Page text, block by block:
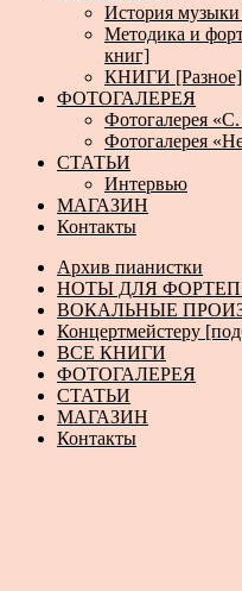
История
Методика и
книг]
КНИГИ [Разное]
ФОТОГАЛЕРЕЯ
Фотогалерея
Фотогалерея
СТАТЬИ
Интервью
МАГАЗИН
Контакты
Архив пианистки
НОТЫ ДЛЯ
ВОКАЛЬНЫЕ
Концертмейстеру
ВСЕ КНИГИ
ФОТОГАЛЕРЕЯ
СТАТЬИ
МАГАЗИН
Контакты